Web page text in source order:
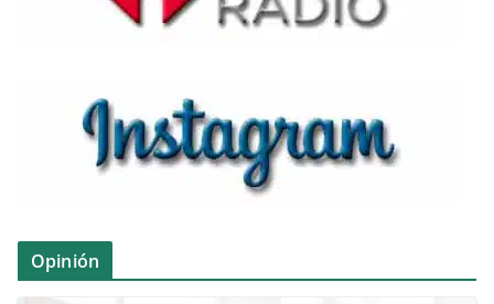
Opinión